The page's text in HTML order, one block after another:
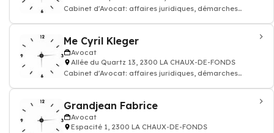
Cabinet d'Avocat: affaires juridiques, démarches
Me Cyril Kleger
Avocat
Allée du Quartz 13, 2300 LA CHAUX-DE-FONDS
Cabinet d'Avocat: affaires juridiques, démarches
Grandjean Fabrice
Avocat
Espacité 1, 2300 LA CHAUX-DE-FONDS